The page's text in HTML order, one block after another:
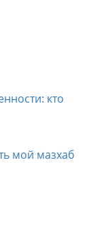
кто
мой мазхаб